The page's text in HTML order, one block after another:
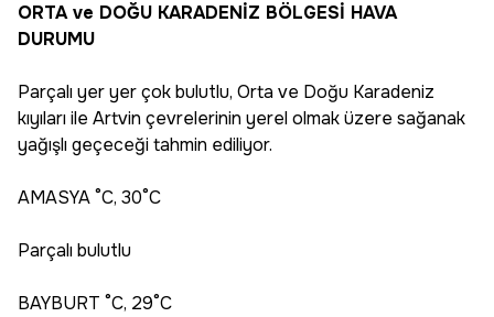
ORTA ve DOĞU KARADENİZ BÖLGESİ HAVA
DURUMU
Parçalı yer yer çok bulutlu, Orta ve Doğu Karadeniz
kıyıları ile Artvin çevrelerinin yerel olmak üzere sağanak
yağışlı geçeceği tahmin ediliyor.
AMASYA °C, 30°C
Parçalı bulutlu
BAYBURT °C, 29°C